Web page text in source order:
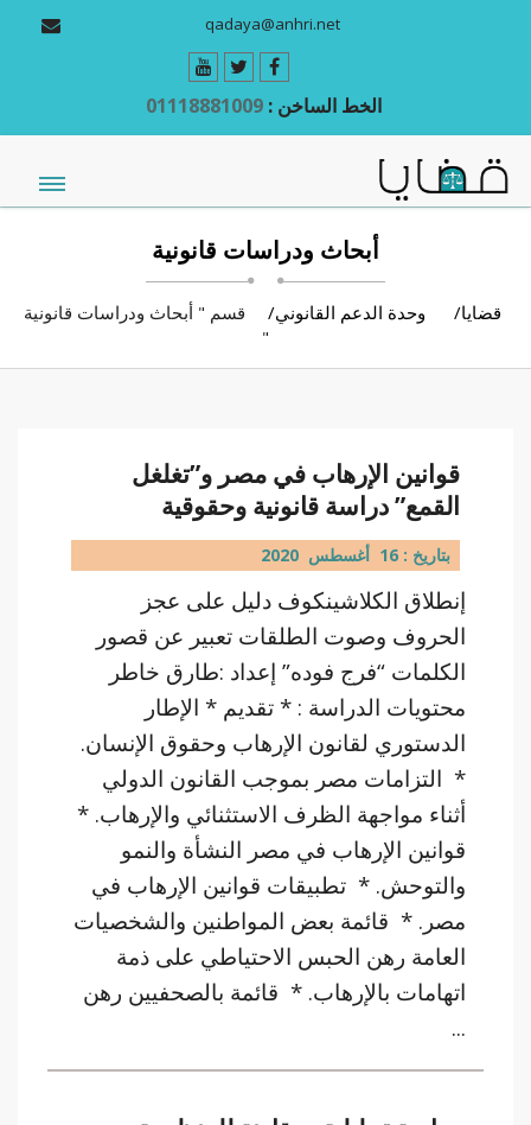
qadaya@anhri.net
الخط الساخن :
أبحاث ودراسات قانونية
قضايا وحدة الدعم القانوني
قسم " أبحاث ودراسات قانونية
"
قوانين الإرهاب في مصر و”تغلغل
القمع” دراسة قانونية وحقوقية
بتاريخ : 16 أغسطس 2020
إنطلاق الكلاشينكوف دليل على عجز
الحروف وصوت الطلقات تعبير عن قصور
الكلمات “فرج فوده” إعداد :طارق خاطر
محتويات الدراسة : * تقديم * الإطار
الدستوري لقانون الإرهاب وحقوق الإنسان.
* التزامات مصر بموجب القانون الدولي
أثناء مواجهة الظرف الاستثنائي والإرهاب. *
قوانين الإرهاب في مصر النشأة والنمو
والتوحش. * تطبيقات قوانين الإرهاب في
مصر. * قائمة بعض المواطنين والشخصيات
العامة رهن الحبس الاحتياطي على ذمة
اتهامات بالإرهاب. * قائمة بالصحفيين رهن
...